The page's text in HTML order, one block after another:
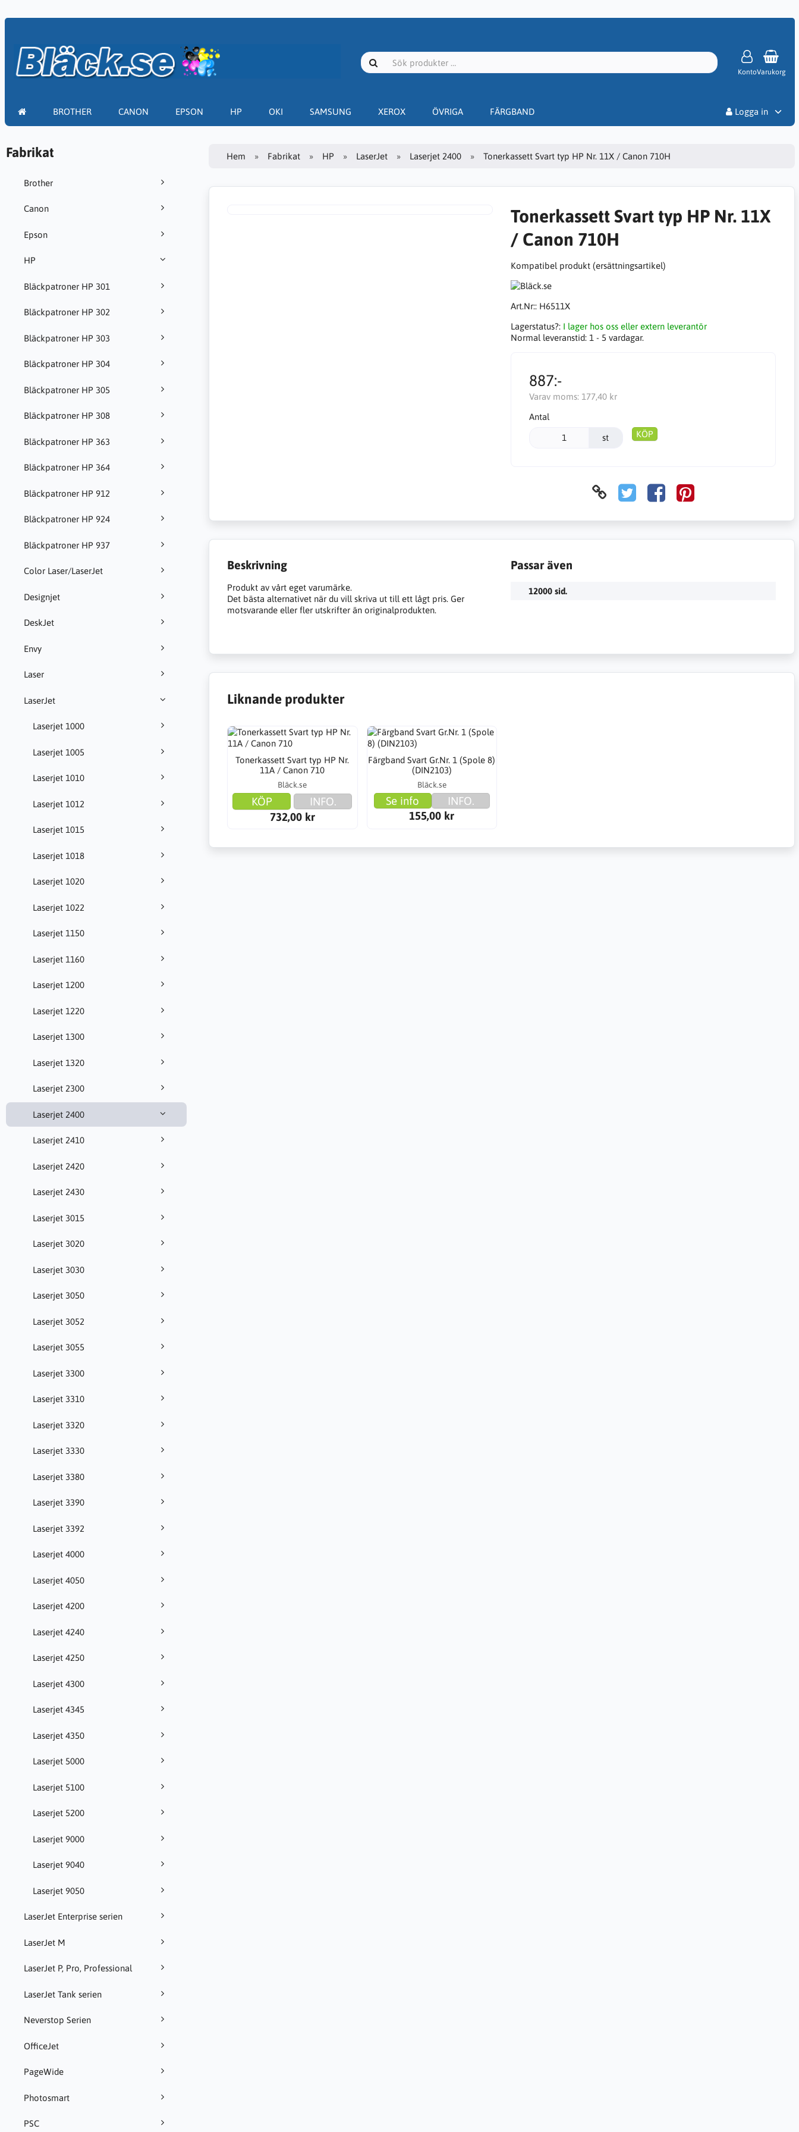
KontoVarukorg
BROTHER CANON EPSON HP OKI SAMSUNG XEROX ÖVRIGA FÄRGBAND
Logga in
Fabrikat
Brother
Canon
Epson
HP
Bläckpatroner HP 301
Bläckpatroner HP 302
Bläckpatroner HP 303
Bläckpatroner HP 304
Bläckpatroner HP 305
Bläckpatroner HP 308
Bläckpatroner HP 363
Bläckpatroner HP 364
Bläckpatroner HP 912
Bläckpatroner HP 924
Bläckpatroner HP 937
Color Laser/LaserJet
Designjet
DeskJet
Envy
Laser
LaserJet
Laserjet 1000
Laserjet 1005
Laserjet 1010
Laserjet 1012
Laserjet 1015
Laserjet 1018
Laserjet 1020
Laserjet 1022
Laserjet 1150
Laserjet 1160
Laserjet 1200
Laserjet 1220
Laserjet 1300
Laserjet 1320
Laserjet 2300
Laserjet 2400
Laserjet 2410
Laserjet 2420
Laserjet 2430
Laserjet 3015
Laserjet 3020
Laserjet 3030
Laserjet 3050
Laserjet 3052
Laserjet 3055
Laserjet 3300
Laserjet 3310
Laserjet 3320
Laserjet 3330
Laserjet 3380
Laserjet 3390
Laserjet 3392
Laserjet 4000
Laserjet 4050
Laserjet 4200
Laserjet 4240
Laserjet 4250
Laserjet 4300
Laserjet 4345
Laserjet 4350
Laserjet 5000
Laserjet 5100
Laserjet 5200
Laserjet 9000
Laserjet 9040
Laserjet 9050
LaserJet Enterprise serien
LaserJet M
LaserJet P, Pro, Professional
LaserJet Tank serien
Neverstop Serien
OfficeJet
PageWide
Photosmart
PSC
Hem Fabrikat HP LaserJet Laserjet 2400 Tonerkassett Svart typ HP Nr. 11X / Canon 710H
Tonerkassett Svart typ HP Nr. 11X
/ Canon 710H
Kompatibel produkt (ersättningsartikel)
Art.Nr:: H6511X
Lagerstatus?: I lager hos oss eller extern leverantör
Normal leveranstid: 1 - 5 vardagar.
887:-
Varav moms: 177,40 kr
Antal
st KÖP
Beskrivning
Produkt av vårt eget varumärke.
Det bästa alternativet när du vill skriva ut till ett lågt pris. Ger
motsvarande eller fler utskrifter än originalprodukten.
Passar även
12000 sid.
Liknande produkter
Tonerkassett Svart typ HP Nr.
11A / Canon 710
Bläck.se
KÖP
INFO.
732,00 kr
Färgband Svart Gr.Nr. 1 (Spole 8)
(DIN2103)
Bläck.se
Se info
INFO.
155,00 kr